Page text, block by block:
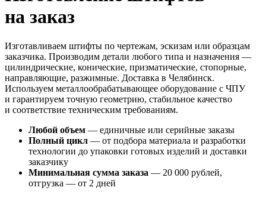
на заказ
Изготавливаем штифты по чертежам, эскизам или образцам
заказчика. Производим детали любого типа и назначения —
цилиндрические, конические, призматические, стопорные,
направляющие, разжимные. Доставка в Челябинск.
Используем металлообрабатывающее оборудование с ЧПУ
и гарантируем точную геометрию, стабильное качество
и соответствие техническим требованиям.
Любой объем — единичные или серийные заказы
Полный цикл — от подбора материала и разработки
технологии до упаковки готовых изделий и доставки
заказчику
Минимальная сумма заказа — 20 000 рублей,
отгрузка — от 2 дней